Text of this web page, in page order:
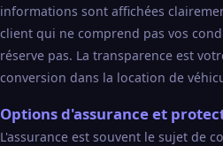
informations sont affichées
client qui ne comprend pas vos
réserve pas. La transparence est
conversion dans la location de
Options d'assurance et
L'assurance est souvent le sujet de